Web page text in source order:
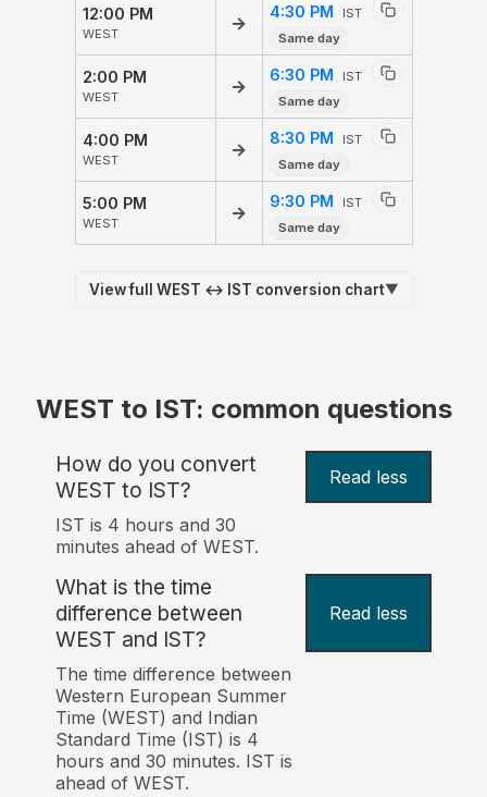
12:00 PM
WEST
→
4:30 PM
IST
Same day
2:00 PM
WEST
→
6:30 PM
IST
Same day
4:00 PM
WEST
→
8:30 PM
IST
Same day
5:00 PM
WEST
→
9:30 PM
IST
Same day
View full WEST ↔ IST conversion chart▼
WEST to IST: common questions
How do you convert
WEST to IST?
Read less
IST is 4 hours and 30
minutes ahead of WEST.
What is the time
difference between
WEST and IST?
Read less
The time difference between
Western European Summer
Time (WEST) and Indian
Standard Time (IST) is 4
hours and 30 minutes. IST is
ahead of WEST.